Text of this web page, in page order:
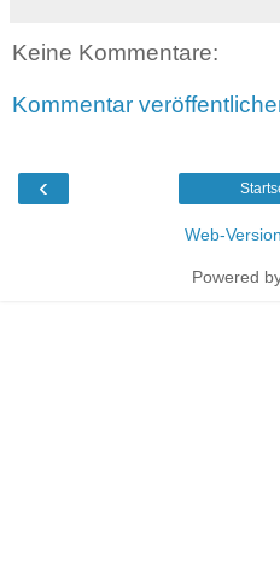
Keine Kommentare:
Kommentar
‹
Web-
Powered